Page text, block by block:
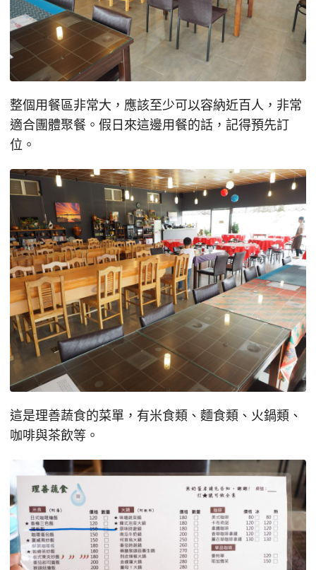
整個用餐區非常大，應該至少可以容納近百人，非常
適合團體聚餐。假日來這邊用餐的話，記得預先訂
位。
這是理善蔬食的菜單，有米食類、麵食類、火鍋類、
咖啡與茶飲等。